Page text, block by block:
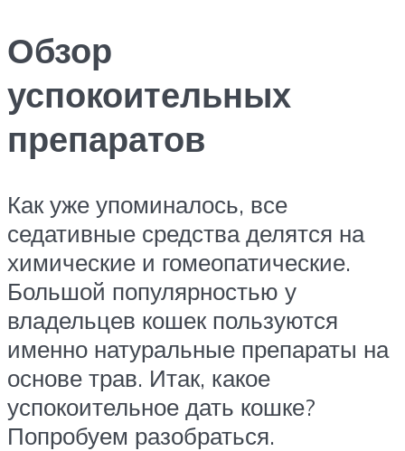
Обзор
успокоительных
препаратов
Как уже упоминалось, все
седативные средства делятся на
химические и гомеопатические.
Большой популярностью у
владельцев кошек пользуются
именно натуральные препараты на
основе трав. Итак, какое
успокоительное дать кошке?
Попробуем разобраться.